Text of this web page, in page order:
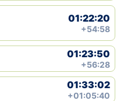
01:22:20
+54:58
01:23:50
+56:28
01:33:02
+01:05:40